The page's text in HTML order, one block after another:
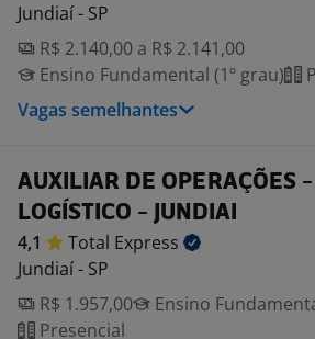
Jundiaí - SP
R$ 2.140,00 a R$ 2.141,00
Ensino Fundamental (1º grau)
Vagas semelhantes
AUXILIAR DE OPERAÇÕES -
LOGÍSTICO - JUNDIAI
4,1 Total Express
Jundiaí - SP
R$ 1.957,00
Ensino
Presencial